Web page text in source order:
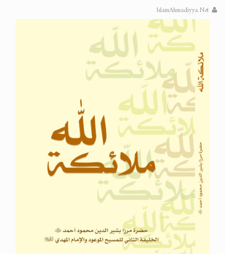
اقرأ هذا الكتاب وتعرّف على حقيقة
الحجّ.. دلالات، حِكم، وأهداف >> المزيد
اقرأ هذا المقال في أهمية عيد
IslamAhmadiyya.Net